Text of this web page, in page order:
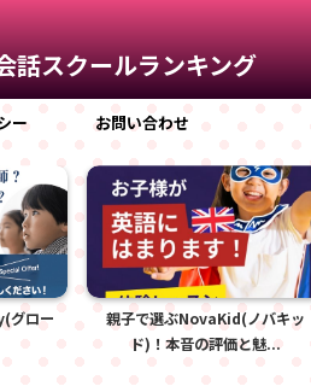
話スクールランキング
ー お問い合わせ
グロー
親子で選ぶNovaKid(ノバキッ
ド)！本音の評価と魅...